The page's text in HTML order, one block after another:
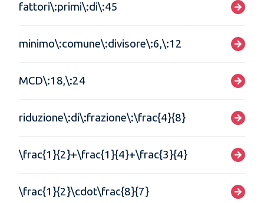
fattori\:primi\:di\:45
minimo\:comune\:divisore\:6,\:12
MCD\:18,\:24
riduzione\:di\:frazione\:\frac{4}{8}
\frac{1}{2}+\frac{1}{4}+\frac{3}{4}
\frac{1}{2}\cdot\frac{8}{7}